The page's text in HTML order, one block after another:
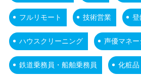
フルリモート 技術営業 登
ハウスクリーニング 声優マネー
鉄道乗務員・船舶乗務員 化粧品